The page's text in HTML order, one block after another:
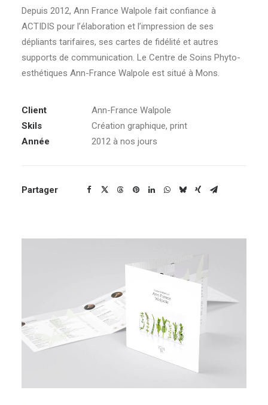
Depuis 2012, Ann France Walpole fait confiance à
ACTIDIS pour l’élaboration et l’impression de ses
dépliants tarifaires, ses cartes de fidélité et autres
supports de communication. Le Centre de Soins Phyto-
esthétiques Ann-France Walpole est situé à Mons.
Client
Ann-France Walpole
Skils
Création graphique, print
Année
2012 à nos jours
Partager